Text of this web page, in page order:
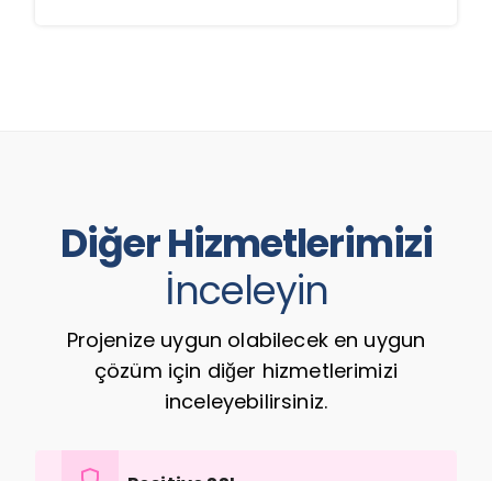
Diğer Hizmetlerimizi
İnceleyin
Projenize uygun olabilecek en uygun
çözüm için diğer hizmetlerimizi
inceleyebilirsiniz.